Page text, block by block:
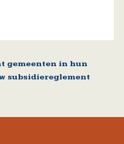
gemeenten in hun
subsidiereglement